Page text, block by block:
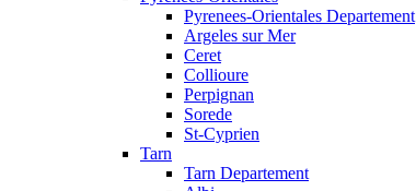
Pyrenees-Orientales Departement
Argeles sur Mer
Ceret
Collioure
Perpignan
Sorede
St-Cyprien
Tarn
Tarn Departement